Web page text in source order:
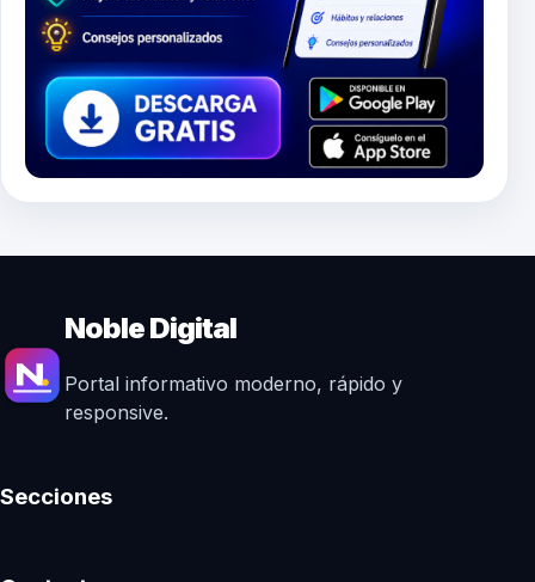
Noble Digital
Portal informativo moderno, rápido y
responsive.
Secciones